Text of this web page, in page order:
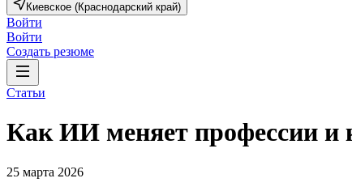
Киевское (Краснодарский край)
Войти
Войти
Создать резюме
Статьи
Как ИИ меняет профессии и
25 марта 2026